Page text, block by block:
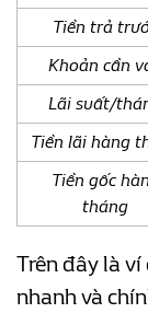
Tiền trả
Khoản cần
Lãi suất/
Tiền lãi hàng
Tiền gốc
tháng
Trên đây là
nhanh và